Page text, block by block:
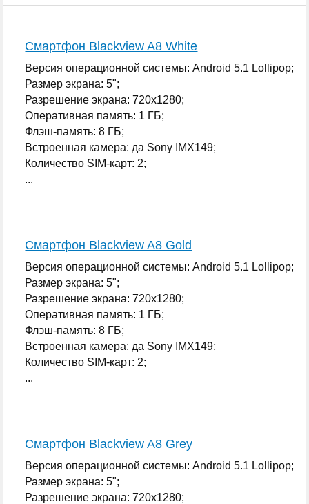
Смартфон Blackview A8 White
Версия операционной системы: Android 5.1 Lollipop;
Размер экрана: 5";
Разрешение экрана: 720x1280;
Оперативная память: 1 ГБ;
Флэш-память: 8 ГБ;
Встроенная камера: да Sony IMX149;
Количество SIM-карт: 2;
...
Смартфон Blackview A8 Gold
Версия операционной системы: Android 5.1 Lollipop;
Размер экрана: 5";
Разрешение экрана: 720x1280;
Оперативная память: 1 ГБ;
Флэш-память: 8 ГБ;
Встроенная камера: да Sony IMX149;
Количество SIM-карт: 2;
...
Смартфон Blackview A8 Grey
Версия операционной системы: Android 5.1 Lollipop;
Размер экрана: 5";
Разрешение экрана: 720x1280;